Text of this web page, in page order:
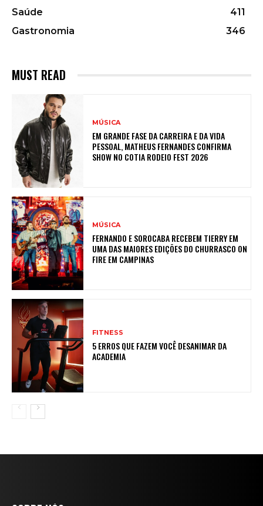
Saúde
411
Gastronomia
346
MUST READ
MÚSICA
EM GRANDE FASE DA CARREIRA E DA VIDA
PESSOAL, MATHEUS FERNANDES CONFIRMA
SHOW NO COTIA RODEIO FEST 2026
MÚSICA
FERNANDO E SOROCABA RECEBEM TIERRY EM
UMA DAS MAIORES EDIÇÕES DO CHURRASCO ON
FIRE EM CAMPINAS
FITNESS
5 ERROS QUE FAZEM VOCÊ DESANIMAR DA
ACADEMIA